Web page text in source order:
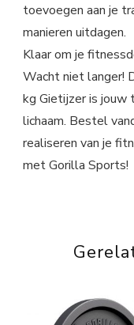
toevoegen aan je
manieren uitdagen.
Klaar om je
Wacht niet langer!
kg Gietijzer is jouw
lichaam. Bestel
realiseren van je
met Gorilla Sports!